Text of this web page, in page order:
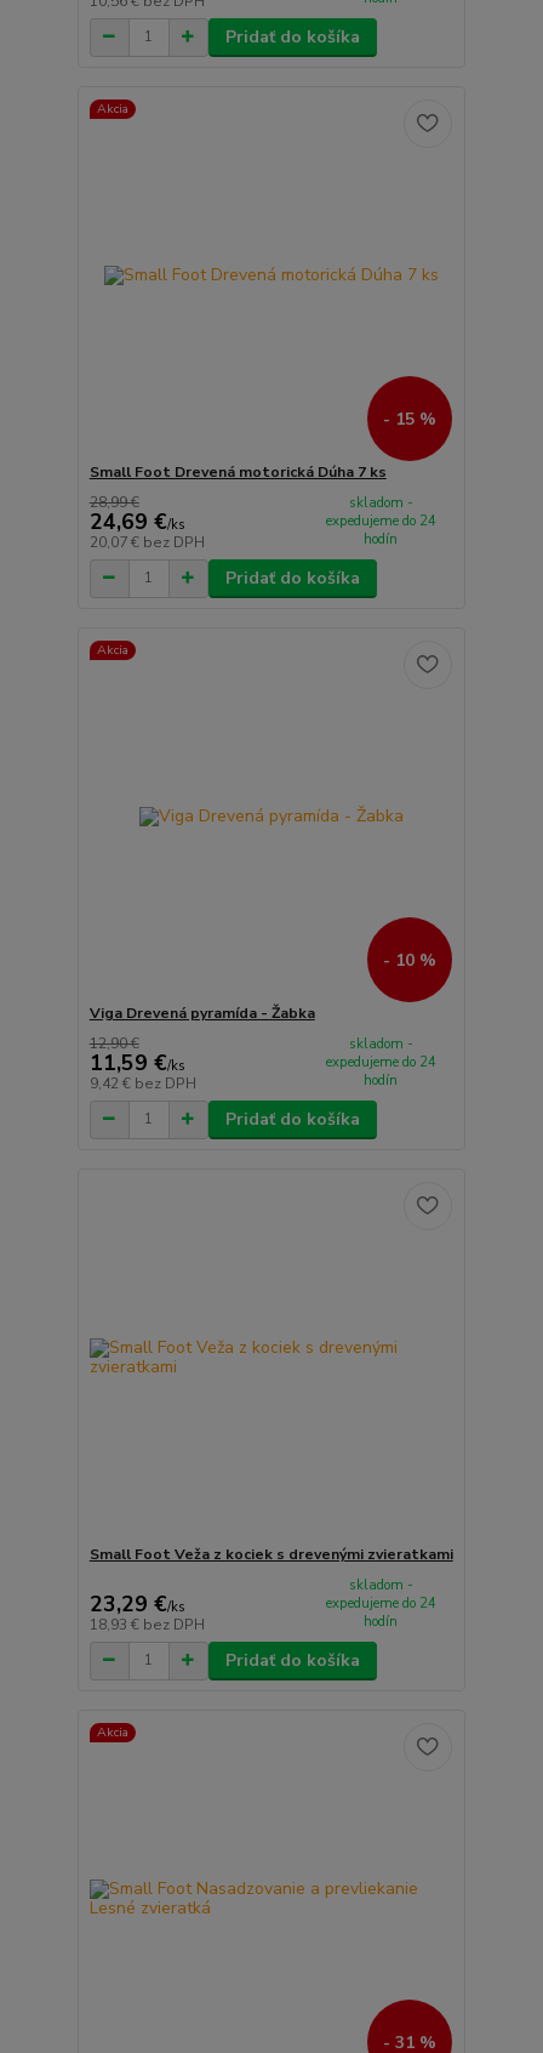
Pridať do košíka
Akcia
- 15 %
Small Foot Drevená motorická Dúha 7 ks
28,99 €
24,69 €/ks
20,07 € bez DPH
skladom -
expedujeme do 24
hodín
Pridať do košíka
Akcia
- 10 %
Viga Drevená pyramída - Žabka
12,90 €
11,59 €/ks
9,42 € bez DPH
skladom -
expedujeme do 24
hodín
Pridať do košíka
Small Foot Veža z kociek s drevenými zvieratkami
23,29 €/ks
18,93 € bez DPH
skladom -
expedujeme do 24
hodín
Pridať do košíka
Akcia
- 31 %